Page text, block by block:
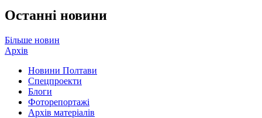
Останні новини
Більше новин
Архів
Новини Полтави
Спецпроекти
Блоги
Фоторепортажі
Архів матеріалів